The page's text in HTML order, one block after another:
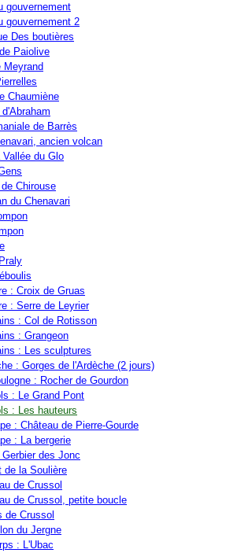
gouvernement
gouvernement 2
Des boutières
Paiolive
Meyrand
Chaumiène
de Barrès
ancien volcan
du Glo
Chirouse
du Chenavari
: Croix de Gruas
: Serre de Leyrier
: Col de Rotisson
: Grangeon
: Les sculptures
: Gorges de l'Ardèche (2 jours)
: Rocher de Gourdon
: Le Grand Pont
: Les hauteurs
: Château de Pierre-Gourde
: La bergerie
des Jonc
de la Soulière
de Crussol
de Crussol, petite boucle
de Crussol
du Jergne
: L'Ubac